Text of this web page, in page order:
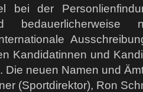
bei der
Kandidatinnen und
Die neuen Namen und
(Sportdirektor), Ron